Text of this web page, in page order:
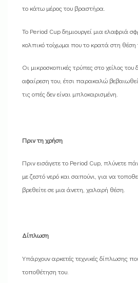
το κάτω μέρος του βραστήρα.
Το Period Cup δημιουργεί μια ελαφριά
κολπικό τοίχωμα που το κρατά στη θέση
Οι μικροσκοπικές τρύπες στο χείλος του
αφαίρεση του, έτσι παρακαλώ
τις οπές δεν είναι μπλοκαρισμένη.
Πριν τη χρήση
Πριν εισάγετε το Period Cup, πλύνετε
με ζεστό νερό και σαπούνι, για να
βρεθείτε σε μια άνετη, χαλαρή θέση.
Δίπλωση
Υπάρχουν αρκετές τεχνικές δίπλωσης
τοποθέτηση του.